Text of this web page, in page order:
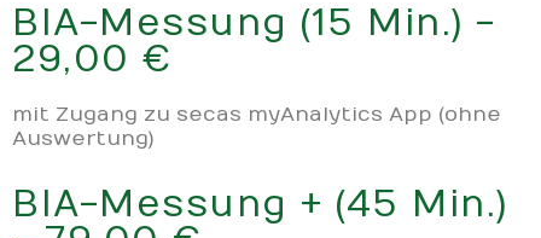
BIA-Messung (15 Min.) -
29,00 €
mit Zugang zu secas myAnalytics App (ohne
Auswertung)
BIA-Messung + (45 Min.)